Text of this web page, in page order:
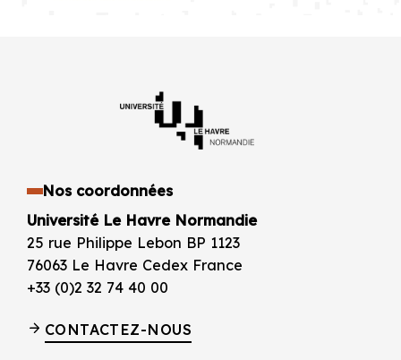
Nos coordonnées
Université Le Havre Normandie
25 rue Philippe Lebon BP 1123
76063 Le Havre Cedex France
+33 (0)2 32 74 40 00
CONTACTEZ-NOUS